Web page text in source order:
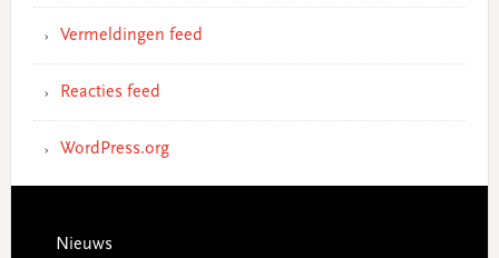
Vermeldingen feed
Reacties feed
WordPress.org
Footer
Nieuws